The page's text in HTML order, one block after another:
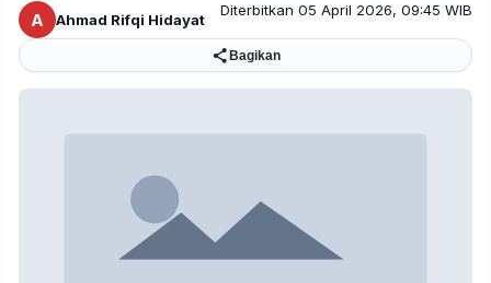
A Ahmad Rifqi Hidayat
Diterbitkan 05 April 2026, 09:45 WIB
Bagikan